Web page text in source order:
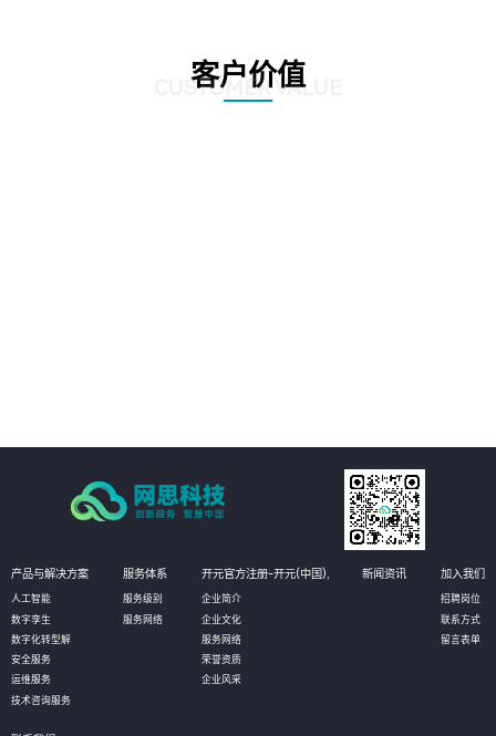
客户价值
CUSTOMER VALUE
产品与解决方案
人工智能
数字孪生
数字化转型解
安全服务
运维服务
技术咨询服务
服务体系
服务级别
服务网络
开元官方注册-开元(中国),
企业简介
企业文化
服务网络
荣誉资质
企业风采
新闻资讯 加入我们
招聘岗位
联系方式
留言表单